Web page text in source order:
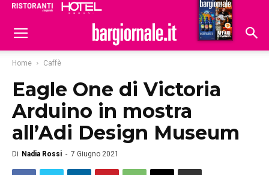
Hoteldomani
Home Caffè
Eagle One di Victoria
Arduino in mostra
all’Adi Design Museum
Di Nadia Rossi - 7 Giugno 2021